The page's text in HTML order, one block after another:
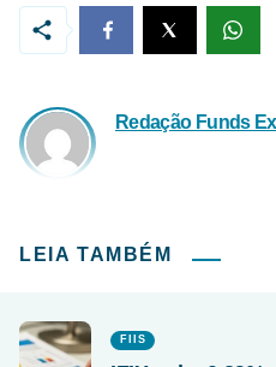
Redação Funds
LEIA TAMBÉM
FIIS